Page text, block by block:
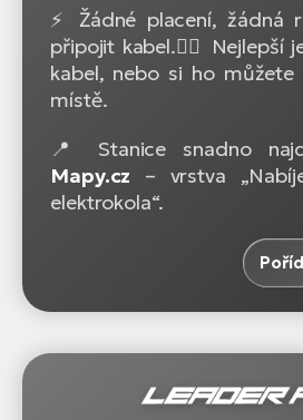
⚡ Žádné placení, žádná
připojit kabel.🚴‍♂️ Nejlepší
kabel, nebo si ho
místě.
📍 Stanice snadno
Mapy.cz – vrstva
elektrokola“.